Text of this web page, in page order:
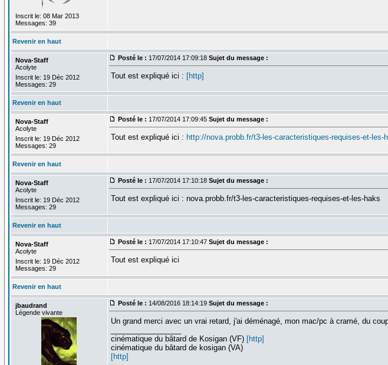
Inscrit le: 08 Mar 2013
Messages: 39
Revenir en haut
Nova-Staff
Acolyte
Inscrit le: 19 Déc 2012
Messages: 29
Posté le : 17/07/2014 17:09:18 Sujet du message :
Tout est expliqué ici : [http]
Revenir en haut
Nova-Staff
Acolyte
Inscrit le: 19 Déc 2012
Messages: 29
Posté le : 17/07/2014 17:09:45 Sujet du message :
Tout est expliqué ici : http://nova.probb.fr/t3-les-caracteristiques-requises-et-les-
Revenir en haut
Nova-Staff
Acolyte
Inscrit le: 19 Déc 2012
Messages: 29
Posté le : 17/07/2014 17:10:18 Sujet du message :
Tout est expliqué ici : nova.probb.fr/t3-les-caracteristiques-requises-et-les-haks
Revenir en haut
Nova-Staff
Acolyte
Inscrit le: 19 Déc 2012
Messages: 29
Posté le : 17/07/2014 17:10:47 Sujet du message :
Tout est expliqué ici
Revenir en haut
jbaudrand
Légende vivante
Posté le : 14/08/2016 18:14:19 Sujet du message :
Un grand merci avec un vrai retard, j'ai déménagé, mon mac/pc à cramé, du
cinématique du bâtard de Kosigan (VF) [http]
cinématique du bâtard de kosigan (VA)
[http]